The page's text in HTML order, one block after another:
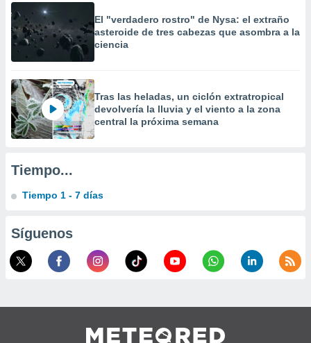
El "verdadero rostro" de Nysa: el extraño
asteroide de tres cabezas que asombra a la
ciencia
Tras las heladas, un ciclón extratropical
devolvería la lluvia y el viento a la zona
central la próxima semana
Tiempo...
Tiempo 1 - 7 días
Síguenos